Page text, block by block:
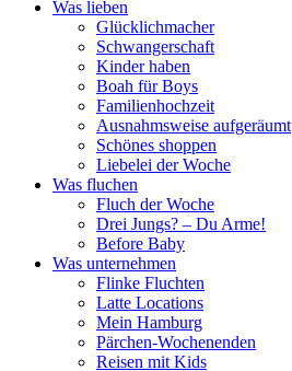
Was lieben
Glücklichmacher
Schwangerschaft
Kinder haben
Boah für Boys
Familienhochzeit
Ausnahmsweise aufgeräumt
Schönes shoppen
Liebelei der Woche
Was fluchen
Fluch der Woche
Drei Jungs? – Du Arme!
Before Baby
Was unternehmen
Flinke Fluchten
Latte Locations
Mein Hamburg
Pärchen-Wochenenden
Reisen mit Kids